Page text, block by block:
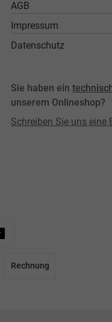
AGB
Impressum
Datenschutz
Sie haben ein
unserem Onlineshop?
Schreiben Sie uns eine
Rechnung